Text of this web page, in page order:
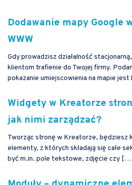
Dodawanie mapy Google
WWW
Gdy prowadzisz działalność
klientom trafienie do Twojej firmy.
pokazanie umiejscowienia na mapie
Widgety w Kreatorze stron
jak nimi zarządzać?
Tworząc stronę w Kreatorze, będziesz
elementy, z których składają się całe
być m.in. pole tekstowe, zdjęcie czy